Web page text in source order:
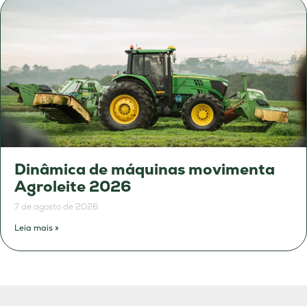
Dinâmica de máquinas movimenta
Agroleite 2026
7 de agosto de 2026
Leia mais »